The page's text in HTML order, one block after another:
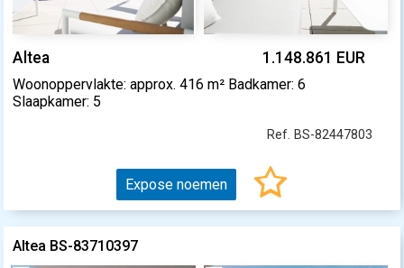
Altea 1.148.861 EUR
Woonoppervlakte: approx. 416 m² Badkamer: 6
Slaapkamer: 5
Ref. BS-82447803
Expose noemen
Altea BS-83710397